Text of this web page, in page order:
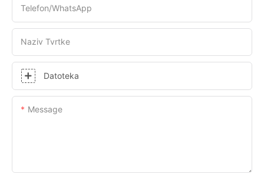
Telefon/WhatsApp
Naziv Tvrtke
Datoteka
Message